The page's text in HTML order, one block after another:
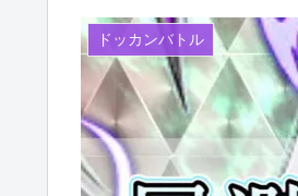
ドッカンバトル